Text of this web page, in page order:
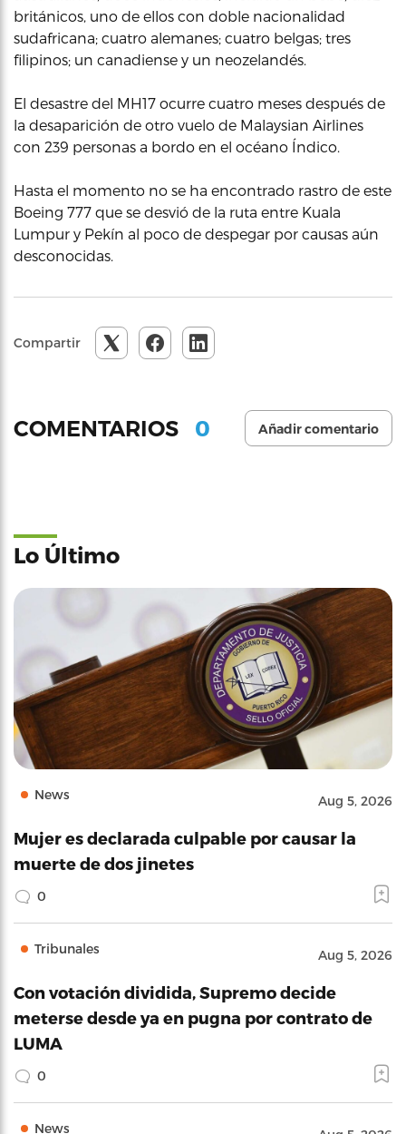
británicos, uno de ellos con doble nacionalidad
sudafricana; cuatro alemanes; cuatro belgas; tres
filipinos; un canadiense y un neozelandés.
El desastre del MH17 ocurre cuatro meses después de
la desaparición de otro vuelo de Malaysian Airlines
con 239 personas a bordo en el océano Índico.
Hasta el momento no se ha encontrado rastro de este
Boeing 777 que se desvió de la ruta entre Kuala
Lumpur y Pekín al poco de despegar por causas aún
desconocidas.
Compartir
COMENTARIOS 0 Añadir comentario
Lo Último
News Aug 5, 2026
Mujer es declarada culpable por causar la
muerte de dos jinetes
0
Tribunales Aug 5, 2026
Con votación dividida, Supremo decide
meterse desde ya en pugna por contrato de
LUMA
0
News